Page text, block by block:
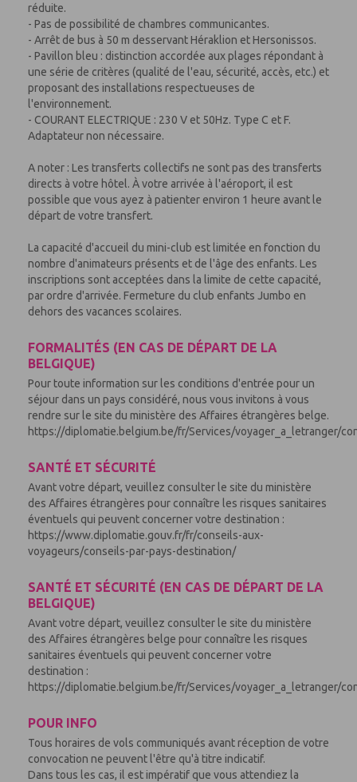
réduite.
- Pas de possibilité de chambres communicantes.
- Arrêt de bus à 50 m desservant Héraklion et Hersonissos.
- Pavillon bleu : distinction accordée aux plages répondant à
une série de critères (qualité de l'eau, sécurité, accès, etc.) et
proposant des installations respectueuses de
l'environnement.
- COURANT ELECTRIQUE : 230 V et 50Hz. Type C et F.
Adaptateur non nécessaire.
A noter : Les transferts collectifs ne sont pas des transferts
directs à votre hôtel. À votre arrivée à l'aéroport, il est
possible que vous ayez à patienter environ 1 heure avant le
départ de votre transfert.
La capacité d'accueil du mini-club est limitée en fonction du
nombre d'animateurs présents et de l'âge des enfants. Les
inscriptions sont acceptées dans la limite de cette capacité,
par ordre d'arrivée. Fermeture du club enfants Jumbo en
dehors des vacances scolaires.
FORMALITÉS (EN CAS DE DÉPART DE LA
BELGIQUE)
Pour toute information sur les conditions d'entrée pour un
séjour dans un pays considéré, nous vous invitons à vous
rendre sur le site du ministère des Affaires étrangères belge.
https://diplomatie.belgium.be/fr/Services/voyager_a_letranger/
SANTÉ ET SÉCURITÉ
Avant votre départ, veuillez consulter le site du ministère
des Affaires étrangères pour connaître les risques sanitaires
éventuels qui peuvent concerner votre destination :
https://www.diplomatie.gouv.fr/fr/conseils-aux-
voyageurs/conseils-par-pays-destination/
SANTÉ ET SÉCURITÉ (EN CAS DE DÉPART DE LA
BELGIQUE)
Avant votre départ, veuillez consulter le site du ministère
des Affaires étrangères belge pour connaître les risques
sanitaires éventuels qui peuvent concerner votre
destination :
https://diplomatie.belgium.be/fr/Services/voyager_a_letranger/
POUR INFO
Tous horaires de vols communiqués avant réception de votre
convocation ne peuvent l'être qu'à titre indicatif.
Dans tous les cas, il est impératif que vous attendiez la